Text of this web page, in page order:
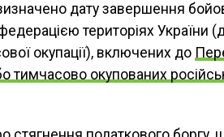
дату завершення
територіях України
окупації), включених до
тимчасово окупованих